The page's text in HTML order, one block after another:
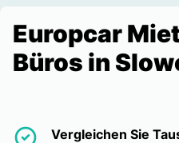
Europcar
Büros in
Vergleichen Sie